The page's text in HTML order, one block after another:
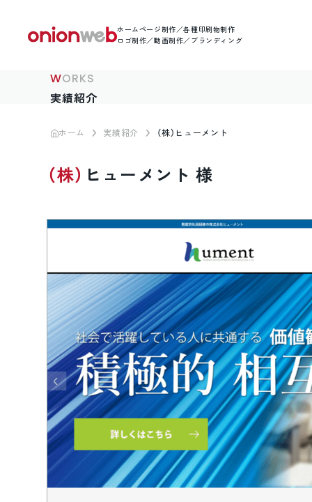
ホームページ制作／各種印刷物制作
ロゴ制作／動画制作／ブランディング
WORKS
実績紹介
ホーム 実績紹介 （株）ヒューメント
（株）ヒューメント 様